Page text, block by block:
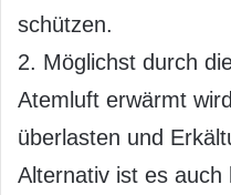
schützen.
2. Möglichst durch
Atemluft erwärmt
überlasten und
Alternativ ist es auch